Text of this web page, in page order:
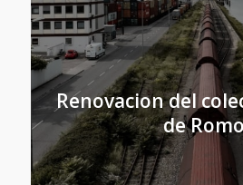
Renovacion del
de